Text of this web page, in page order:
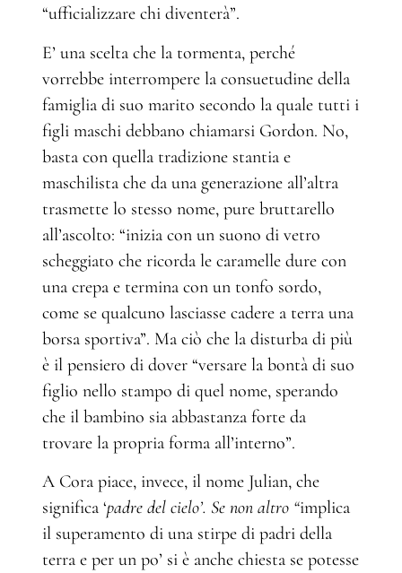
“ufficializzare chi diventerà”.
E’ una scelta che la tormenta, perché
vorrebbe interrompere la consuetudine della
famiglia di suo marito secondo la quale tutti i
figli maschi debbano chiamarsi Gordon. No,
basta con quella tradizione stantia e
maschilista che da una generazione all’altra
trasmette lo stesso nome, pure bruttarello
all’ascolto: “inizia con un suono di vetro
scheggiato che ricorda le caramelle dure con
una crepa e termina con un tonfo sordo,
come se qualcuno lasciasse cadere a terra una
borsa sportiva”. Ma ciò che la disturba di più
è il pensiero di dover “versare la bontà di suo
figlio nello stampo di quel nome, sperando
che il bambino sia abbastanza forte da
trovare la propria forma all’interno”.
A Cora piace, invece, il nome Julian, che
significa ‘padre del cielo’. Se non altro “implica
il superamento di una stirpe di padri della
terra e per un po’ si è anche chiesta se potesse